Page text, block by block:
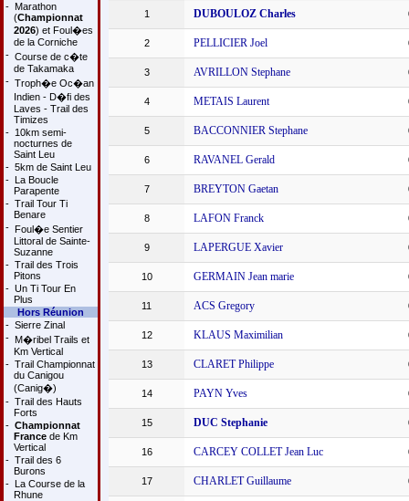
- Marathon
(Championnat
2026) et Foul�es
de la Corniche
- Course de c�te
de Takamaka
- Troph�e Oc�an
Indien - D�fi des
Laves - Trail des
Timizes
- 10km semi-
nocturnes de
Saint Leu
- 5km de Saint Leu
- La Boucle
Parapente
- Trail Tour Ti
Benare
- Foul�e Sentier
Littoral de Sainte-
Suzanne
- Trail des Trois
Pitons
- Un Ti Tour En
Plus
Hors Réunion
- Sierre Zinal
- M�ribel Trails et
Km Vertical
- Trail Championnat
du Canigou
(Canig�)
- Trail des Hauts
Forts
- Championnat
Francede Km
Vertical
- Trail des 6
Burons
- La Course de la
Rhune
1 DUBOULOZ Charles
2 PELLICIER Joel
3 AVRILLON Stephane
4 METAIS Laurent
5 BACCONNIER Stephane
6 RAVANEL Gerald
7 BREYTON Gaetan
8 LAFON Franck
9 LAPERGUE Xavier
10 GERMAIN Jean marie
11 ACS Gregory
12 KLAUS Maximilian
13 CLARET Philippe
14 PAYN Yves
15 DUC Stephanie
16 CARCEY COLLET Jean Luc
17 CHARLET Guillaume